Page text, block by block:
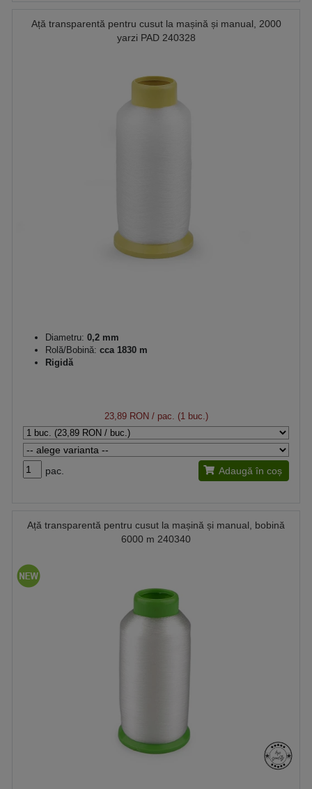
Ață transparentă pentru cusut la mașină și manual, 2000
yarzi PAD 240328
Diametru: 0,2 mm
Rolă/Bobină: cca 1830 m
Rigidă
23,89 RON / pac. (1 buc.)
pac. Adaugă în coș
Ață transparentă pentru cusut la mașină și manual, bobină
6000 m 240340